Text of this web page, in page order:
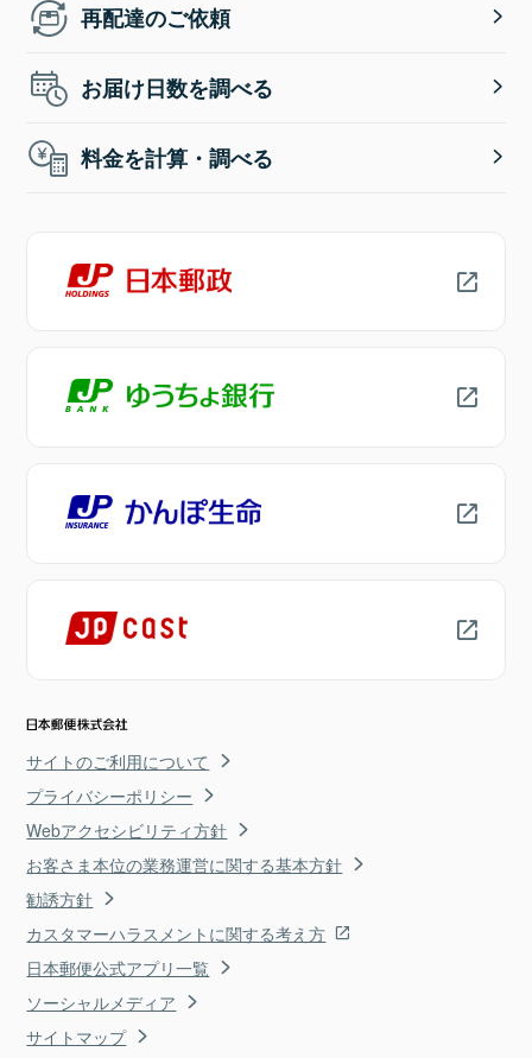
再配達のご依頼
お届け日数を調べる
料金を計算・調べる
サイトのご利用について
プライバシーポリシー
Webアクセシビリティ方針
お客さま本位の業務運営に関する基本方針
勧誘方針
カスタマーハラスメントに関する考え方
日本郵便公式アプリ一覧
ソーシャルメディア
サイトマップ